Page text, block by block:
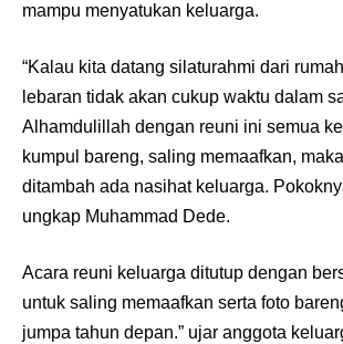
mampu menyatukan keluarga.
“Kalau kita datang silaturahmi dari
lebaran tidak akan cukup waktu dalam
Alhamdulillah dengan reuni ini semua
kumpul bareng, saling memaafkan,
ditambah ada nasihat keluarga.
ungkap Muhammad Dede.
Acara reuni keluarga ditutup dengan
untuk saling memaafkan serta foto
jumpa tahun depan.” ujar anggota